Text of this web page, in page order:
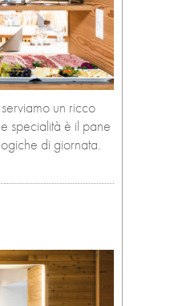
un ricco
specialità è il pane
di giornata.